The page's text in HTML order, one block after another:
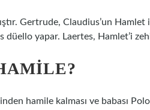
Gertrude, Claudius’un
yapar. Laertes, Hamlet’i
hamile kalması ve babası